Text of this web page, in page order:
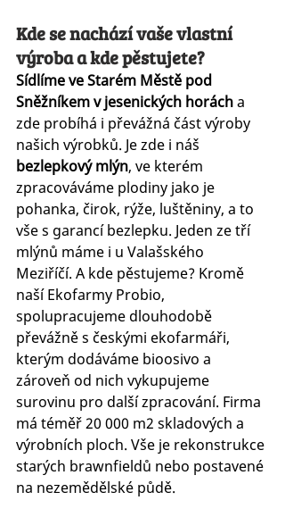
Kde se nachází vaše vlastní
výroba a kde pěstujete?
Sídlíme ve Starém Městě pod
Sněžníkem v jesenických horách a
zde probíhá i převážná část výroby
našich výrobků. Je zde i náš
bezlepkový mlýn, ve kterém
zpracováváme plodiny jako je
pohanka, čirok, rýže, luštěniny, a to
vše s garancí bezlepku. Jeden ze tří
mlýnů máme i u Valašského
Meziříčí. A kde pěstujeme? Kromě
naší Ekofarmy Probio,
spolupracujeme dlouhodobě
převážně s českými ekofarmáři,
kterým dodáváme bioosivo a
zároveň od nich vykupujeme
surovinu pro další zpracování. Firma
má téměř 20 000 m2 skladových a
výrobních ploch. Vše je rekonstrukce
starých brawnfieldů nebo postavené
na nezemědělské půdě.